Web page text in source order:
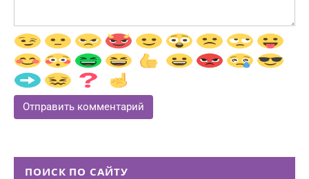
ПОИСК ПО САЙТУ